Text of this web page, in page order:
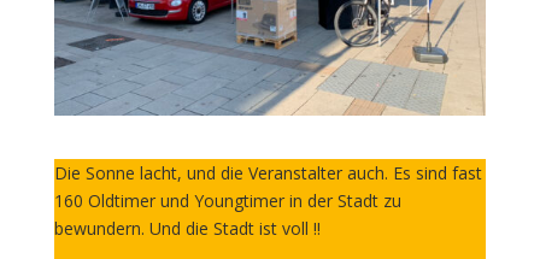
Die Sonne lacht, und die Veranstalter auch. Es sind fast
160 Oldtimer und Youngtimer in der Stadt zu
bewundern. Und die Stadt ist voll !!